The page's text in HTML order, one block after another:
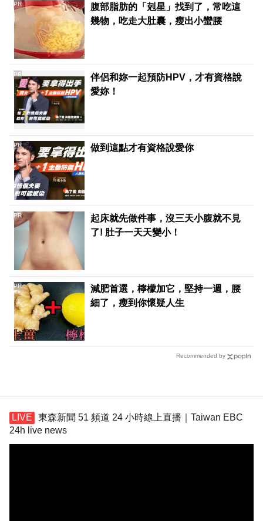
腹部脂肪的「剋星」找到了，常吃這
幾物，吃走大肚囊，瘦出小蠻腰
PR
伴侶和妳一起預防HPV，才有資格說
愛妳！
PR
做到這點才有資格說愛你
PR
起床就先做件事，沒三天小腹就不見
了! 肚子一天天變小！
PR
減肥首選，檸檬加它，堅持一週，腰
細了，瘦到你懷疑人生
PR
Recommended by
東森新聞 51 頻道 24 小時線上直播｜Taiwan EBC
24h live news